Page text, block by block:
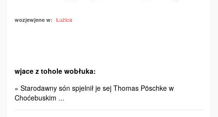
wozjewjene w: Łužica
wjace z tohole wobłuka:
« Starodawny són spjelnił je sej Thomas Pöschke w
Choćebuskim ...